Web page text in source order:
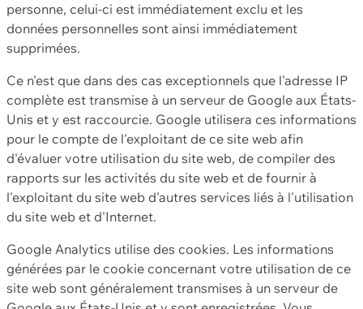
personne, celui-ci est immédiatement exclu et les
données personnelles sont ainsi immédiatement
supprimées.
Ce n'est que dans des cas exceptionnels que l'adresse IP
complète est transmise à un serveur de Google aux États-
Unis et y est raccourcie. Google utilisera ces informations
pour le compte de l'exploitant de ce site web afin
d'évaluer votre utilisation du site web, de compiler des
rapports sur les activités du site web et de fournir à
l'exploitant du site web d'autres services liés à l'utilisation
du site web et d'Internet.
Google Analytics utilise des cookies. Les informations
générées par le cookie concernant votre utilisation de ce
site web sont généralement transmises à un serveur de